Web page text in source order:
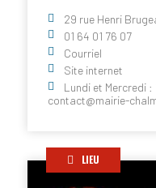
29 rue Henri
01 64 01 76 07
Courriel
Site internet
Lundi et Mercredi :
contact@mairie-
LIEU